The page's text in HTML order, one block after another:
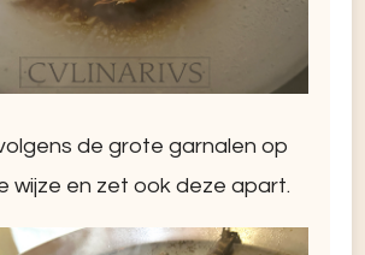
de grote garnalen op
wijze en zet ook deze apart.